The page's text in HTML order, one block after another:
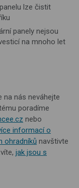
lze čistit
panely nejsou
na mnoho let
na nás neváhejte
poradíme
nebo
informací o
ohradníků navštivte
jak jsou s